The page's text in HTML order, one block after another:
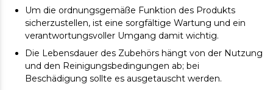
Um die ordnungsgemäße Funktion des Produkts
sicherzustellen, ist eine sorgfältige Wartung und ein
verantwortungsvoller Umgang damit wichtig.
Die Lebensdauer des Zubehörs hängt von der Nutzung
und den Reinigungsbedingungen ab; bei
Beschädigung sollte es ausgetauscht werden.